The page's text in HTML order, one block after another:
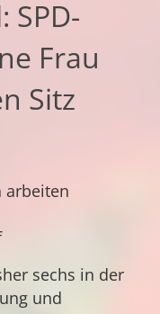
SPD-
Frau
Sitz
arbeiten
sechs in der
und